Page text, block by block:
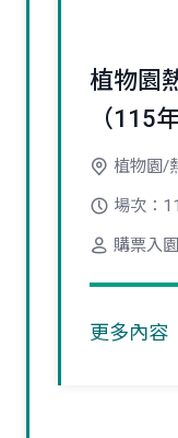
植物園
（115
植物園/
場次：
購票入
更多內容